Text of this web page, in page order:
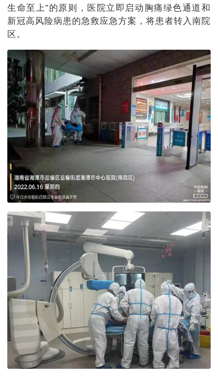
生命至上”的原则，医院立即启动胸痛绿色通道和
新冠高风险病患的急救应急方案，将患者转入南院
区。